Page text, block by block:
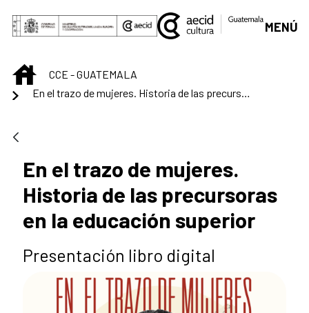
Saltar al contenido principal
MENÚ
INICIOCCE - GUATEMALA
En el trazo de mujeres.
Historia de las precursoras
en la educación superior
Presentación libro digital